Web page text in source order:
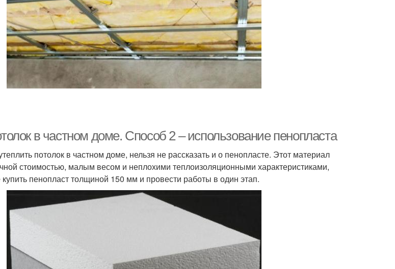
в частном доме. Способ 2 – использование пенопласта
потолок в частном доме, нельзя не рассказать и о пенопласте. Этот материал
стоимостью, малым весом и неплохими теплоизоляционными характеристиками,
пенопласт толщиной 150 мм и провести работы в один этап.